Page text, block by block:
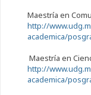
Maestría en
http://
academica/
Maestría en
http://
academica/